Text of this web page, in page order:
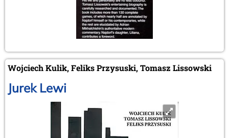
Wojciech Kulik, Feliks Przysuski, Tomasz Lissowski
Jurek Lewi